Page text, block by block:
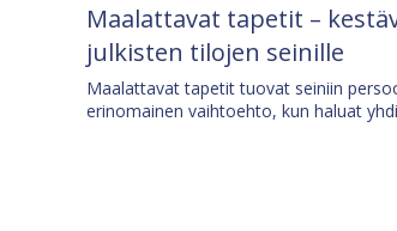
Maalattavat tapetit –
julkisten tilojen seinille
Maalattavat tapetit tuovat seiniin
erinomainen vaihtoehto, kun haluat